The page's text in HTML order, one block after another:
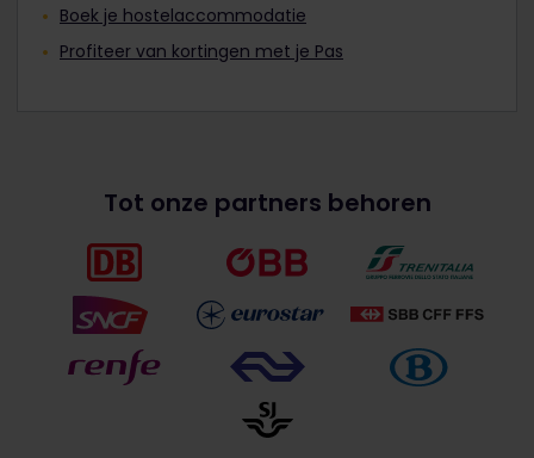
Boek je hostelaccommodatie
Profiteer van kortingen met je Pas
Tot onze partners behoren